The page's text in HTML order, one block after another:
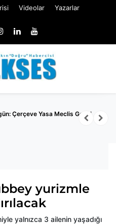
Videolar Yazarlar
Çerçeve Yasa Meclis Genel
yurizmle
yalnızca 3 ailenin yaşadığı